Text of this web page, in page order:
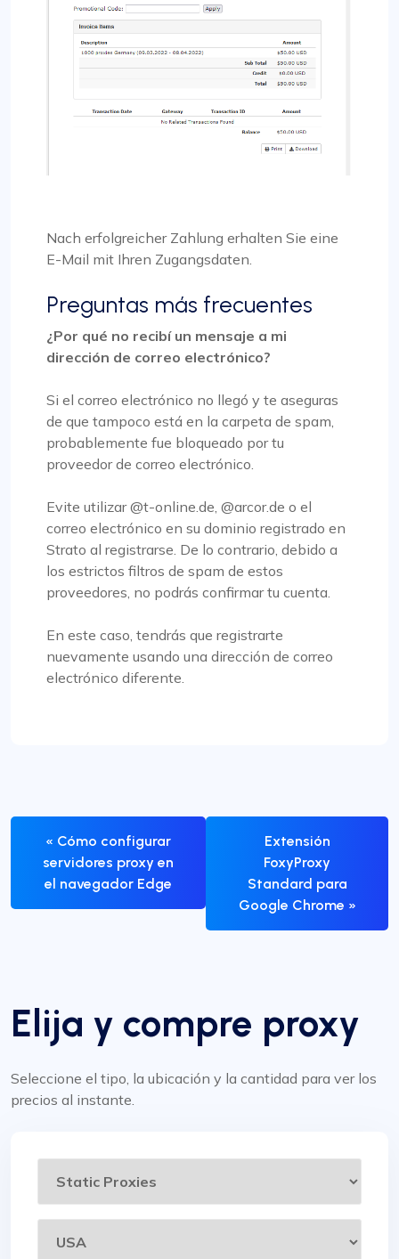
Nach erfolgreicher Zahlung erhalten Sie eine
E-Mail mit Ihren Zugangsdaten.
Preguntas más frecuentes
¿Por qué no recibí un mensaje a mi
dirección de correo electrónico?
Si el correo electrónico no llegó y te aseguras
de que tampoco está en la carpeta de spam,
probablemente fue bloqueado por tu
proveedor de correo electrónico.
Evite utilizar @t-online.de, @arcor.de o el
correo electrónico en su dominio registrado en
Strato al registrarse. De lo contrario, debido a
los estrictos filtros de spam de estos
proveedores, no podrás confirmar tu cuenta.
En este caso, tendrás que registrarte
nuevamente usando una dirección de correo
electrónico diferente.
« Cómo configurar
servidores proxy en
el navegador Edge
Extensión
FoxyProxy
Standard para
Google Chrome »
Elija y compre proxy
Seleccione el tipo, la ubicación y la cantidad para ver los
precios al instante.